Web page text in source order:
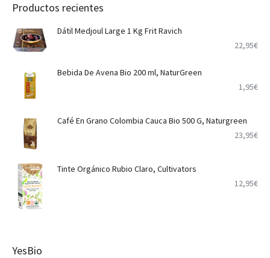
Productos recientes
Dátil Medjoul Large 1 Kg Frit Ravich
22,95€
Bebida De Avena Bio 200 ml, NaturGreen
1,95€
Café En Grano Colombia Cauca Bio 500 G, Naturgreen
23,95€
Tinte Orgánico Rubio Claro, Cultivators
12,95€
YesBio